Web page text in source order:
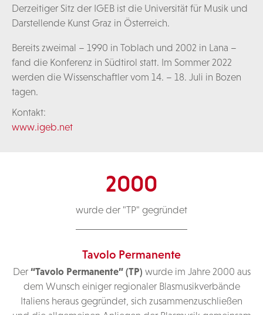
Derzeitiger Sitz der IGEB ist die Universität für Musik und
Darstellende Kunst Graz in Österreich.
Bereits zweimal – 1990 in Toblach und 2002 in Lana –
fand die Konferenz in Südtirol statt. Im Sommer 2022
werden die Wissenschaftler vom 14. – 18. Juli in Bozen
tagen.
Kontakt:
www.igeb.net
2000
wurde der "TP" gegründet
Tavolo Permanente
Der “Tavolo Permanente” (TP) wurde im Jahre 2000 aus
dem Wunsch einiger regionaler Blasmusikverbände
Italiens heraus gegründet, sich zusammenzuschließen